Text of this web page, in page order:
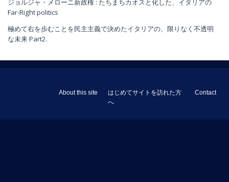
ジョルジャ・メローニ新政権 : たちまちカオスと化した、イタリアの
Far-Right politics
極めて右を歩むことを民主主義で決めたイタリアの、限りなく不透明
な未来 Part2.
About this site
はじめてサイトを訪れた方
へ
Contact